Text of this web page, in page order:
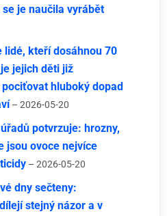
je naučila vyrábět
lidé, kteří dosáhnou 70
jejich děti již
hluboký dopad
– 2026-05-20
potvrzuje: hrozny,
jsou ovoce nejvíce
– 2026-05-20
dny sečteny:
stejný názor a v